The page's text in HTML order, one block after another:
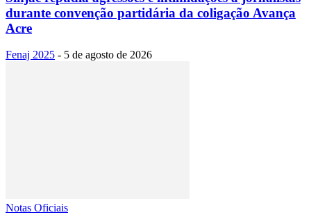
durante convenção partidária da coligação Avança
Acre
Fenaj 2025 - 5 de agosto de 2026
Notas Oficiais